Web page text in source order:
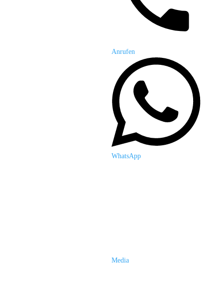
Anrufen
WhatsApp
Media